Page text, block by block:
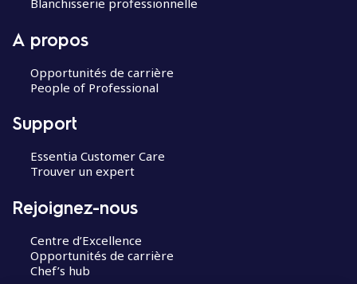
Blanchisserie professionnelle
A propos
Opportunités de carrière
People of Professional
Support
Essentia Customer Care
Trouver un expert
Rejoignez-nous
Centre d’Excellence
Opportunités de carrière
Chef’s hub